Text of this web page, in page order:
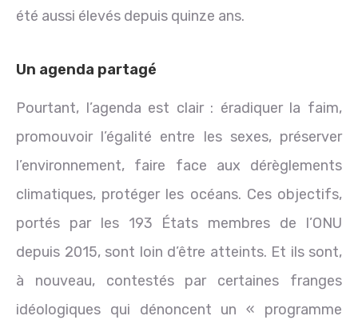
été aussi élevés depuis quinze ans.
Un agenda partagé
Pourtant, l’agenda est clair : éradiquer la faim,
promouvoir l’égalité entre les sexes, préserver
l’environnement, faire face aux dérèglements
climatiques, protéger les océans. Ces objectifs,
portés par les 193 États membres de l’ONU
depuis 2015, sont loin d’être atteints. Et ils sont,
à nouveau, contestés par certaines franges
idéologiques qui dénoncent un « programme